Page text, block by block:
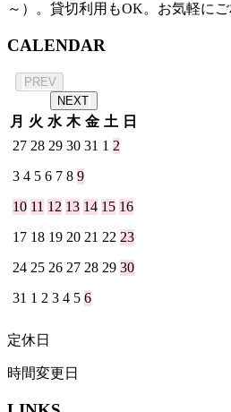
～）。貸切利用もOK。お気軽にご
CALENDAR
PREV
NEXT
月 火 水 木 金 土 日
27 28 29 30 31 1 2
3 4 5 6 7 8 9
10 11 12 13 14 15 16
17 18 19 20 21 22 23
24 25 26 27 28 29 30
31 1 2 3 4 5 6
定休日
時間変更日